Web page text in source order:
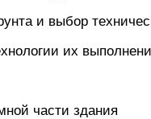
и выбор
их
части здания